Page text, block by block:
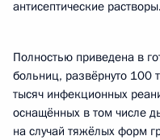
антисептические растворы.
Полностью приведена в
больниц, развёрнуто 100
тысяч инфекционных
оснащённых в том числе
на случай тяжёлых форм